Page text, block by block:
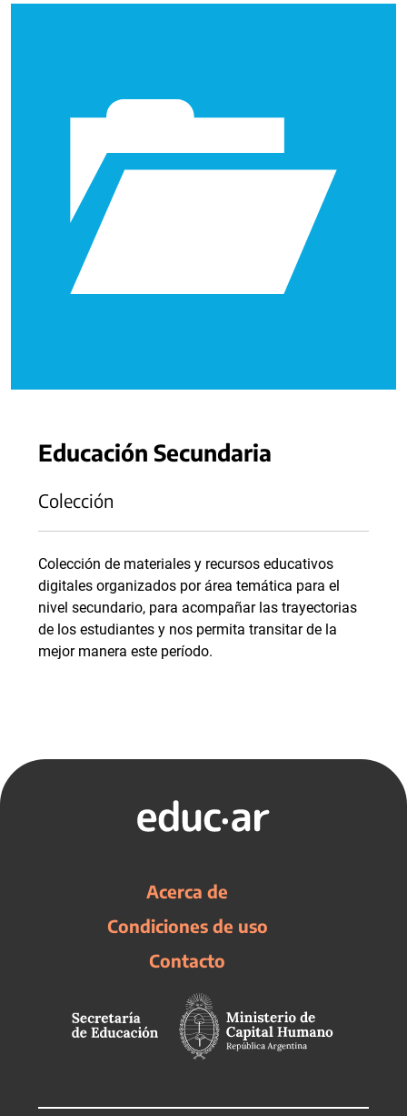
Educación Secundaria
Colección
Colección de materiales y recursos educativos
digitales organizados por área temática para el
nivel secundario, para acompañar las trayectorias
de los estudiantes y nos permita transitar de la
mejor manera este período.
Acerca de
Condiciones de uso
Contacto